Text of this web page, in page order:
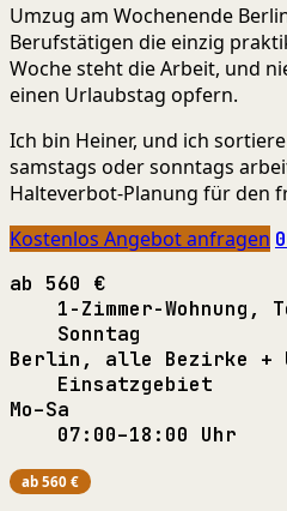
Umzug am Wochenende
Berufstätigen die einzig
Woche steht die Arbeit, und
einen Urlaubstag opfern.
Ich bin Heiner, und ich
samstags oder sonntags
Halteverbot-Planung für den
Kostenlos Angebot anfragen
ab 560 €
1-Zimmer-Wohnung,
Sonntag
Berlin, alle Bezirke +
Einsatzgebiet
Mo–Sa
07:00–18:00 Uhr
ab 560 €